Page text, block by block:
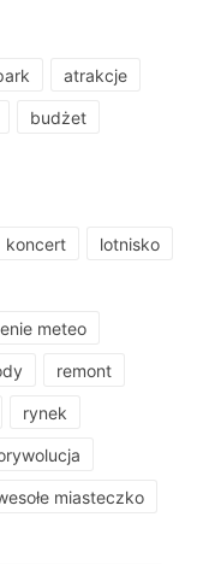
atrakcje
budżet
koncert lotnisko
meteo
remont
rynek
miasteczko